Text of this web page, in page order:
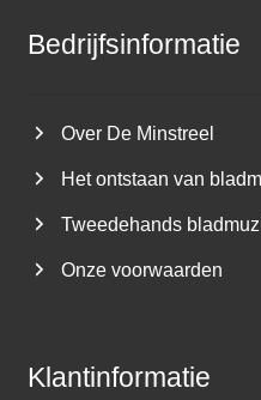
Bedrijfsinformatie
Over De Minstreel
Het ontstaan van
Tweedehands
Onze voorwaarden
Klantinformatie